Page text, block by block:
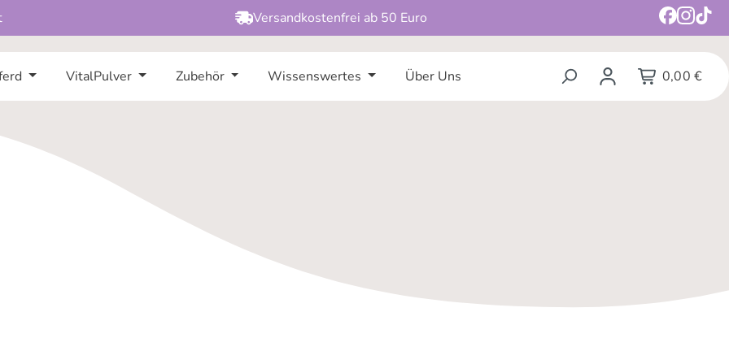
Versandkostenfrei ab 50 Euro
VitalPulver Zubehör Wissenswertes Über Uns 0,00 €